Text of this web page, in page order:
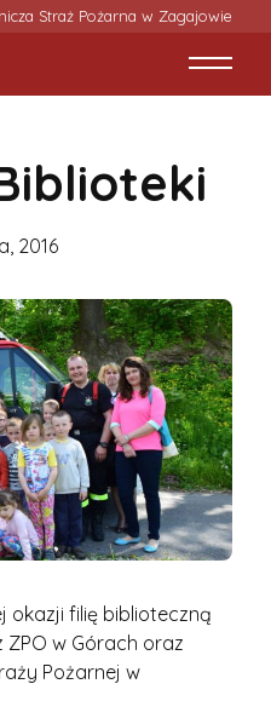
Straż Pożarna w Zagajowie
2016
okazji filię biblioteczną
ZPO w Górach oraz
Pożarnej w